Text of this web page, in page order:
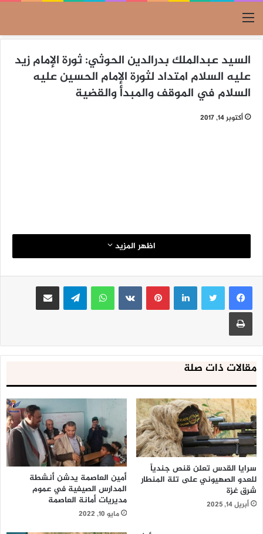
القائمة
السيد عبدالملك بدرالدين الحوثي: ثورة الإمام زيد
عليه السلام امتداد لثورة الإمام الحسين عليه
السلام في الموقف والمبدأ والقضية
أكتوبر 14, 2017
اظهر المزيد
لينكدإنبينتيريست واتساب تيلقرام مشاركة عبر البريد
طباعة
مقالات ذات صلة
سرايا القدس تعلن قنص جندياً
للعدو الصهيوني على تلة المنطار
شرق غزة
أبريل 14, 2025
أمين العاصمة يدشن أنشطة
المدارس الصيفية في عموم
مديريات أمانة العاصمة
مايو 10, 2022